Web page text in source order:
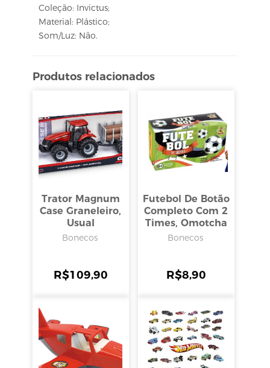
Coleção: Invictus;
Material: Plástico;
Som/Luz: Não.
Produtos relacionados
Trator Magnum
Case Graneleiro,
Usual
Bonecos
R$109,90
Futebol De Botão
Completo Com 2
Times, Omotcha
Bonecos
R$8,90